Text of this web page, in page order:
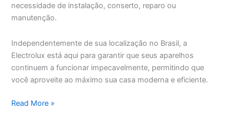
necessidade de instalação, conserto, reparo ou
manutenção.
Independentemente de sua localização no Brasil, a
Electrolux está aqui para garantir que seus aparelhos
continuem a funcionar impecavelmente, permitindo que
você aproveite ao máximo sua casa moderna e eficiente.
Assistência
Read More »